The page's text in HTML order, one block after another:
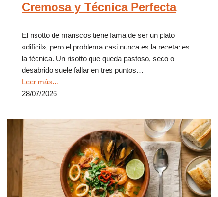
Cremosa y Técnica Perfecta
El risotto de mariscos tiene fama de ser un plato
«difícil», pero el problema casi nunca es la receta: es
la técnica. Un risotto que queda pastoso, seco o
desabrido suele fallar en tres puntos…
Leer más…
28/07/2026